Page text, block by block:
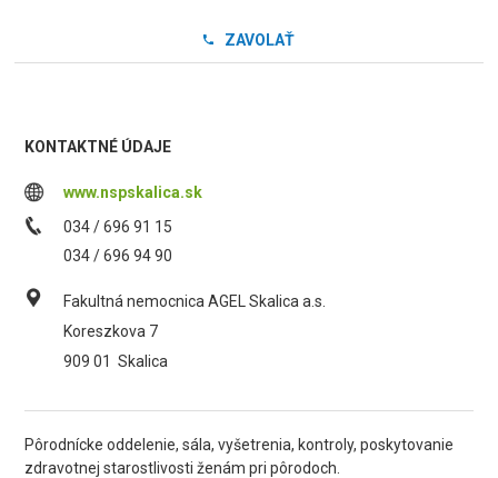
ZAVOLAŤ
KONTAKTNÉ ÚDAJE
www.nspskalica.sk
034 / 696 91 15
034 / 696 94 90
Fakultná nemocnica AGEL Skalica a.s.
Koreszkova 7
909 01 Skalica
Pôrodnícke oddelenie, sála, vyšetrenia, kontroly, poskytovanie
zdravotnej starostlivosti ženám pri pôrodoch.